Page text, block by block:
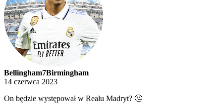
Bellingham7Birmingham
14 czerwca 2023
On będzie występował w Realu Madryt? 🤔